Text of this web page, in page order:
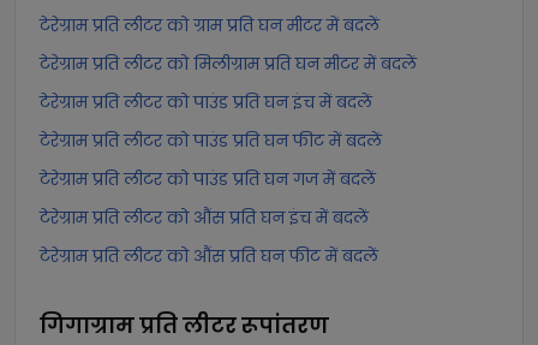
टेरेग्राम प्रति लीटर को ग्राम प्रति घन मीटर में बदलें
टेरेग्राम प्रति लीटर को मिलीग्राम प्रति घन मीटर में बदलें
टेरेग्राम प्रति लीटर को पाउंड प्रति घन इंच में बदलें
टेरेग्राम प्रति लीटर को पाउंड प्रति घन फीट में बदलें
टेरेग्राम प्रति लीटर को पाउंड प्रति घन गज में बदलें
टेरेग्राम प्रति लीटर को औंस प्रति घन इंच में बदलें
टेरेग्राम प्रति लीटर को औंस प्रति घन फीट में बदलें
गिगाग्राम प्रति लीटररूपांतरण